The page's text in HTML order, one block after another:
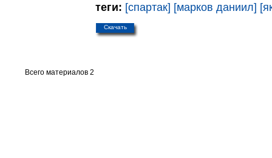
теги: [спартак] [марков даниил]
Скачать
Всего материалов 2